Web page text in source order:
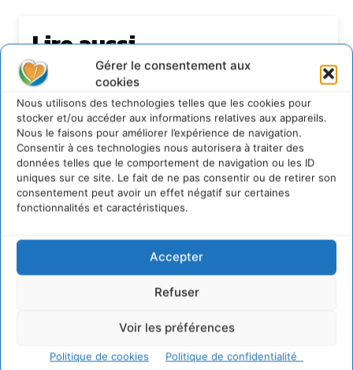
Gérer le consentement aux
cookies
Nous utilisons des technologies telles que les cookies pour
stocker et/ou accéder aux informations relatives aux appareils.
Nous le faisons pour améliorer l’expérience de navigation.
Consentir à ces technologies nous autorisera à traiter des
données telles que le comportement de navigation ou les ID
uniques sur ce site. Le fait de ne pas consentir ou de retirer son
consentement peut avoir un effet négatif sur certaines
fonctionnalités et caractéristiques.
Accepter
Refuser
Voir les préférences
Politique de cookies Politique de confidentialité
Lire aussi
S’inspirer de l’arbre pour un modèle
économique régénératif du vivant …
5 août 2026
IPBES : le « GIEC de la biodiversité » appelle les
entreprises à devenir des alliées du vivant
4 août 2026
Comment le sol français a perdu sa mémoire
hydrique et déréglé tout le territoire (2020-
2026)
Permaculture, la Voie de l’Autonomie
30 juillet 2026
Newsletter